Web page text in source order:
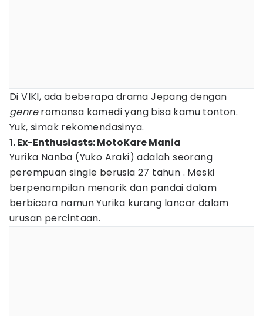
Di VIKI, ada beberapa drama Jepang dengan
genreromansa komedi yang bisa kamu tonton.
Yuk, simak rekomendasinya.
1. Ex-Enthusiasts: MotoKare Mania
Yurika Nanba (Yuko Araki) adalah seorang
perempuan single berusia 27 tahun . Meski
berpenampilan menarik dan pandai dalam
berbicara namun Yurika kurang lancar dalam
urusan percintaan.